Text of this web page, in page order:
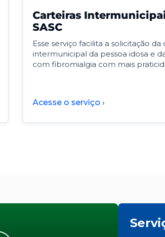
Carteiras
SASC
Esse serviço facilita a solicitação da
intermunicipal da pessoa idosa e
com fibromialgia com mais
Acesse o serviço ›